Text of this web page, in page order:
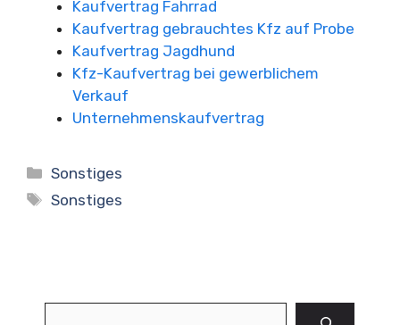
Kaufvertrag Fahrrad
Kaufvertrag gebrauchtes Kfz auf Probe
Kaufvertrag Jagdhund
Kfz-Kaufvertrag bei gewerblichem
Verkauf
Unternehmenskaufvertrag
Kategorien
Sonstiges
Schlagwörter
Sonstiges